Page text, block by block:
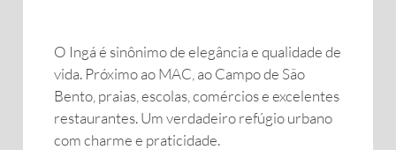
O Ingá é sinônimo de elegância e qualidade de
vida. Próximo ao MAC, ao Campo de São
Bento, praias, escolas, comércios e excelentes
restaurantes. Um verdadeiro refúgio urbano
com charme e praticidade.